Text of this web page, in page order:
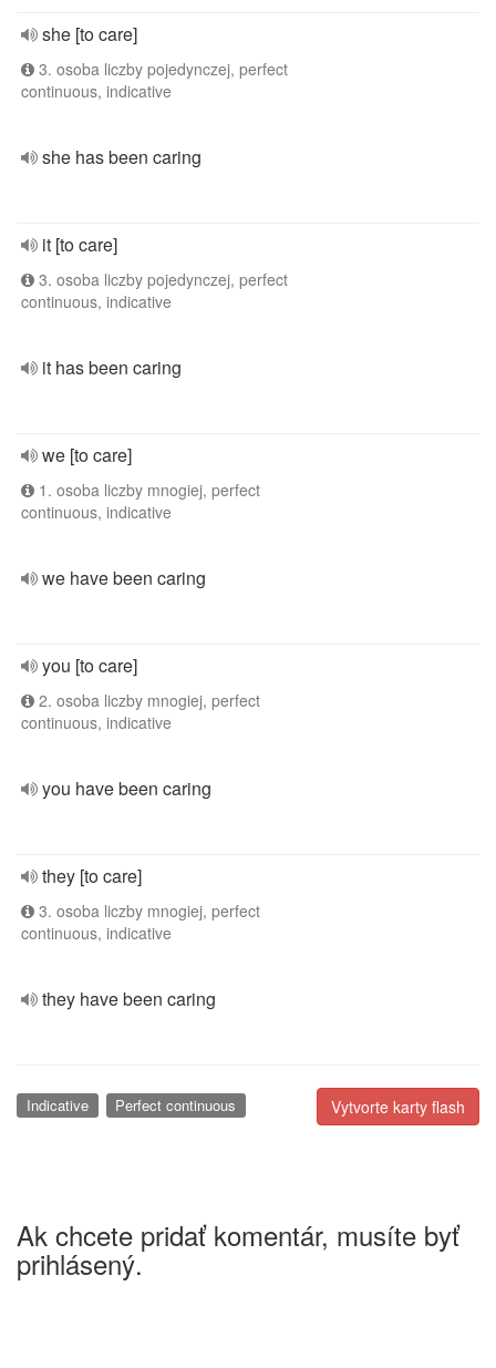
she [to care]
3. osoba liczby pojedynczej, perfect
continuous, indicative
she has been caring
it [to care]
3. osoba liczby pojedynczej, perfect
continuous, indicative
it has been caring
we [to care]
1. osoba liczby mnogiej, perfect
continuous, indicative
we have been caring
you [to care]
2. osoba liczby mnogiej, perfect
continuous, indicative
you have been caring
they [to care]
3. osoba liczby mnogiej, perfect
continuous, indicative
they have been caring
Vytvorte karty flash
Indicative Perfect continuous
Ak chcete pridať komentár, musíte byť
prihlásený.